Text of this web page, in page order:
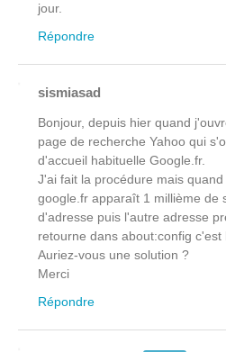
jour.
Répondre
sismiasad
Bonjour, depuis hier quand
page de recherche Yahoo qui
d'accueil habituelle Google.fr.
J'ai fait la procédure mais
google.fr apparaît 1 millième de
d'adresse puis l'autre adresse
retourne dans about:config
Auriez-vous une solution ?
Merci
Répondre